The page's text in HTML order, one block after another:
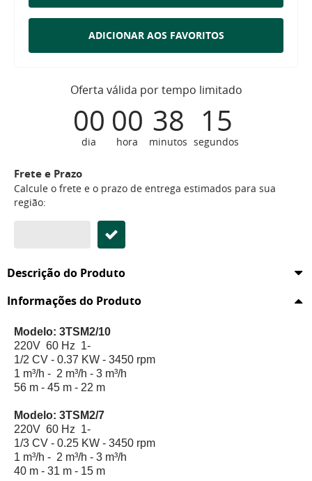
ADICIONAR AOS FAVORITOS
Oferta válida por tempo limitado
00
dia
00
hora
38
minutos
14
segundos
Frete e Prazo
Calcule o frete e o prazo de entrega estimados para sua
região:
Descrição do Produto
Informações do Produto
Modelo: 3TSM2/10
220V 60 Hz 1-
1/2 CV - 0.37 KW - 3450 rpm
1 m³/h - 2 m³/h - 3 m³/h
56 m - 45 m - 22 m
Modelo: 3TSM2/7
220V 60 Hz 1-
1/3 CV - 0.25 KW - 3450 rpm
1 m³/h - 2 m³/h - 3 m³/h
40 m - 31 m - 15 m